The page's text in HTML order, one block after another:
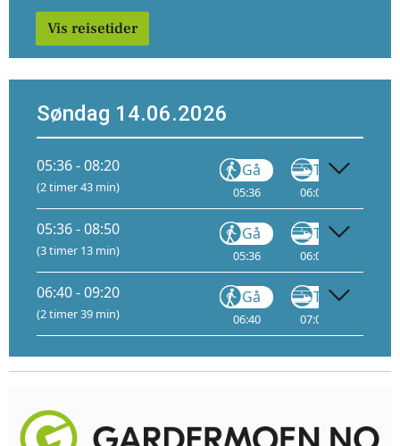
Vis reisetider
Søndag 14.06.2026
05:36 - 08:20
(2 timer 43 min)
Gå
05:36
Tog
06:02
05:36 - 08:50
(3 timer 13 min)
Gå
05:36
Tog
06:02
06:40 - 09:20
(2 timer 39 min)
Gå
06:40
Tog
07:06